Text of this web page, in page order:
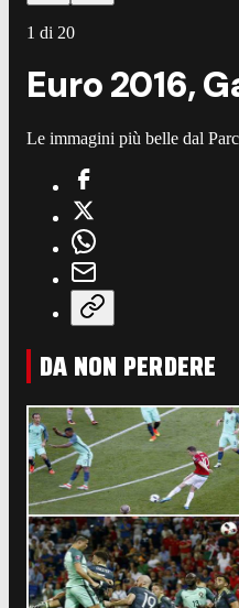
1 di 20
Euro 2016,
Le immagini più belle dal
DA NON PERDERE